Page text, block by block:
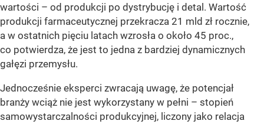
wartości – od produkcji po dystrybucję i detal. Wartość
produkcji farmaceutycznej przekracza 21 mld zł rocznie,
a w ostatnich pięciu latach wzrosła o około 45 proc.,
co potwierdza, że jest to jedna z bardziej dynamicznych
gałęzi przemysłu.
Jednocześnie eksperci zwracają uwagę, że potencjał
branży wciąż nie jest wykorzystany w pełni – stopień
samowystarczalności produkcyjnej, liczony jako relacja